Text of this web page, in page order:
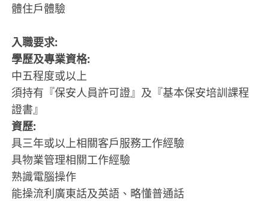
體住戶體驗
入職要求:
學歷及專業資格:
中五程度或以上
須持有『保安人員許可證』及『基本保安培訓課程
證書』
資歷:
具三年或以上相關客戶服務工作經驗
具物業管理相關工作經驗
熟識電腦操作
能操流利廣東話及英語、略懂普通話